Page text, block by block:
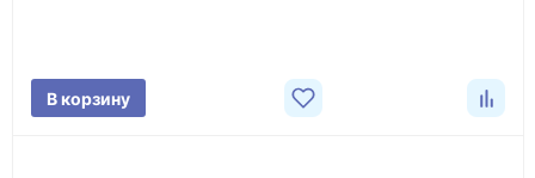
проверка товара перед отправкой клиенту
В корзину